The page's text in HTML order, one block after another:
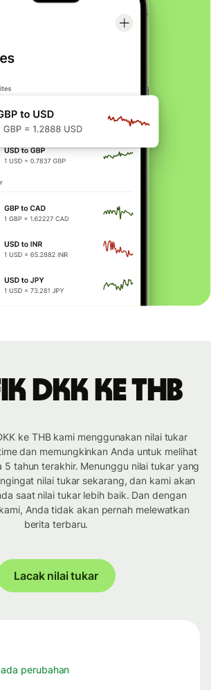
DKK ke THB
ke THB kami menggunakan nilai tukar
dan memungkinkan Anda untuk melihat
5 tahun terakhir. Menunggu nilai tukar yang
nilai tukar sekarang, dan kami akan
saat nilai tukar lebih baik. Dan dengan
Anda tidak akan pernah melewatkan
berita terbaru.
Lacak nilai tukar
perubahan